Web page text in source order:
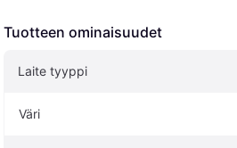
Tuotteen ominaisuudet
Laite tyyppi
Väri